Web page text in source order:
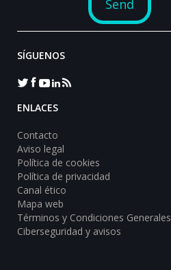
SÍGUENOS
ENLACES
Contacto
Aviso legal
Política de cookies
Política de privacidad
Canal ético
Mapa web
Términos y Condiciones Generales
Ciberseguridad y avisos